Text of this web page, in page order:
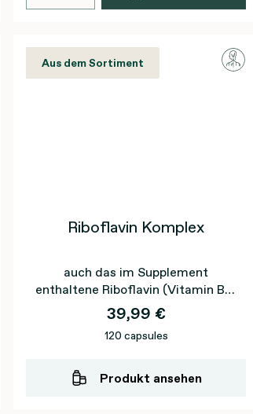
Aus dem Sortiment
Riboflavin Komplex
auch das im Supplement
enthaltene Riboflavin (Vitamin B2)
und Magnesium tragen zur
normalen Funktion des
Nervensystems bei
39,99 €
120 capsules
Produkt ansehen